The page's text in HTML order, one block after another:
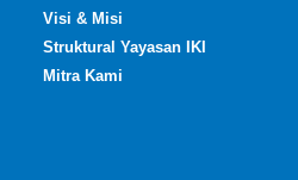
Visi & Misi
Struktural Yayasan IKI
Mitra Kami